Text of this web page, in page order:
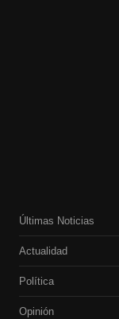
Últimas Noticias
Actualidad
Política
Opinión